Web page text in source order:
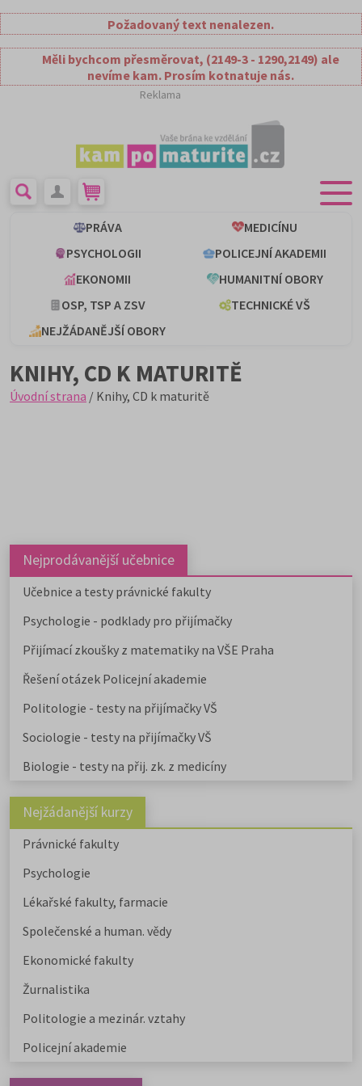
Požadovaný text nenalezen.
Měli bychcom přesměrovat, (2149-3 - 1290,2149) ale
nevíme kam. Prosím kotnatuje nás.
Reklama
PRÁVA
MEDICÍNU
PSYCHOLOGII
POLICEJNÍ AKADEMII
EKONOMII
HUMANITNÍ OBORY
OSP, TSP A ZSV
TECHNICKÉ VŠ
NEJŽÁDANĚJŠÍ OBORY
KNIHY, CD K MATURITĚ
Úvodní strana / Knihy, CD k maturitě
Nejprodávanější učebnice
Učebnice a testy právnické fakulty
Psychologie - podklady pro přijímačky
Přijímací zkoušky z matematiky na VŠE Praha
Řešení otázek Policejní akademie
Politologie - testy na přijímačky VŠ
Sociologie - testy na přijímačky VŠ
Biologie - testy na přij. zk. z medicíny
Nejžádanější kurzy
Právnické fakulty
Psychologie
Lékařské fakulty, farmacie
Společenské a human. vědy
Ekonomické fakulty
Žurnalistika
Politologie a mezinár. vztahy
Policejní akademie